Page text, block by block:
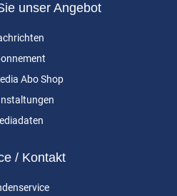
unser Angebot
Abo Shop
/ Kontakt